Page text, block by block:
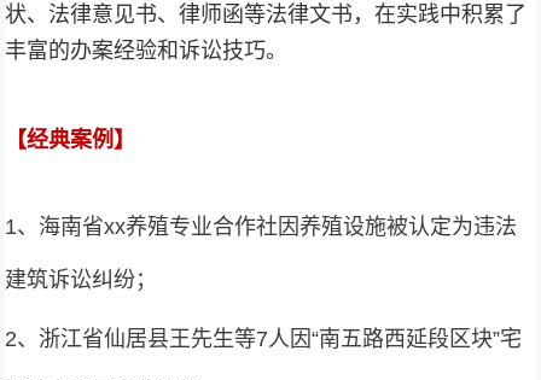
状、法律意见书、律师函等法律文书，在实践中积累了
丰富的办案经验和诉讼技巧。
【经典案例 】
1、海南省xx养殖专业合作社因养殖设施被认定为违法
建筑诉讼纠纷；
2、浙江省仙居县王先生等7人因“南五路西延段区块”宅